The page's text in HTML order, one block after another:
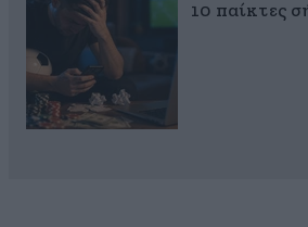
10 παίκτες